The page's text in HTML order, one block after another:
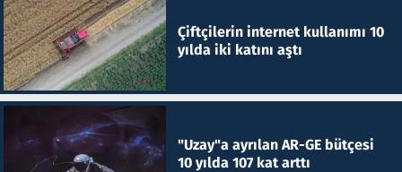
Çiftçilerin internet kullanımı 10
yılda iki katını aştı
"Uzay"a ayrılan AR-GE bütçesi
10 yılda 107 kat arttı